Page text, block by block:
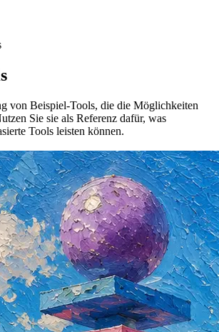
von Beispiel-Tools, die die Möglichkeiten
Sie sie als Referenz dafür, was
Tools leisten können.